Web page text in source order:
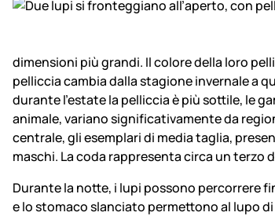
dimensioni più grandi. Il colore della loro
pelliccia cambia dalla stagione invernale a
durante l’estate la pelliccia è più sottile, le
animale, variano significativamente da
centrale, gli esemplari di media taglia,
maschi. La coda rappresenta circa un terzo
Durante la notte, i lupi possono percorrere
e lo stomaco slanciato permettono al lupo